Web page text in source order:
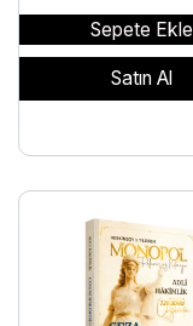
Sepete Ekle
Satın Al